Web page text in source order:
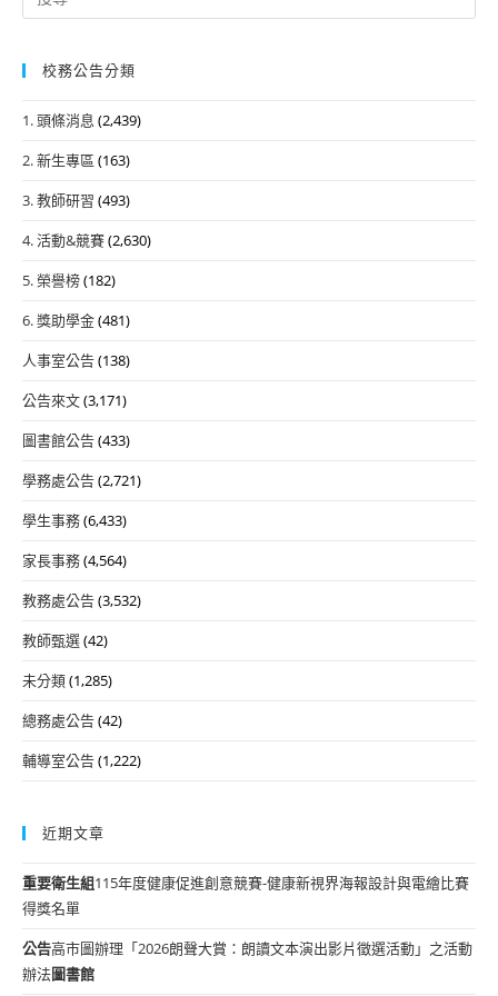
for:
校務公告分類
1. 頭條消息 (2,439)
2. 新生專區 (163)
3. 教師研習 (493)
4. 活動&競賽(2,630)
5. 榮譽榜(182)
6. 獎助學金(481)
人事室公告(138)
公告來文(3,171)
圖書館公告(433)
學務處公告(2,721)
學生事務(6,433)
家長事務(4,564)
教務處公告(3,532)
教師甄選(42)
未分類(1,285)
總務處公告(42)
輔導室公告(1,222)
近期文章
重要衛生組115年度健康促進創意競賽-健康新視界海報設計與電繪比賽
得獎名單
公告高市圖辦理「2026朗聲大賞：朗讀文本演出影片徵選活動」之活動
辦法圖書館